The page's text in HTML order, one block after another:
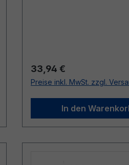
Regulärer Preis:
33,94 €
Preise inkl. MwSt. zzgl.
In den